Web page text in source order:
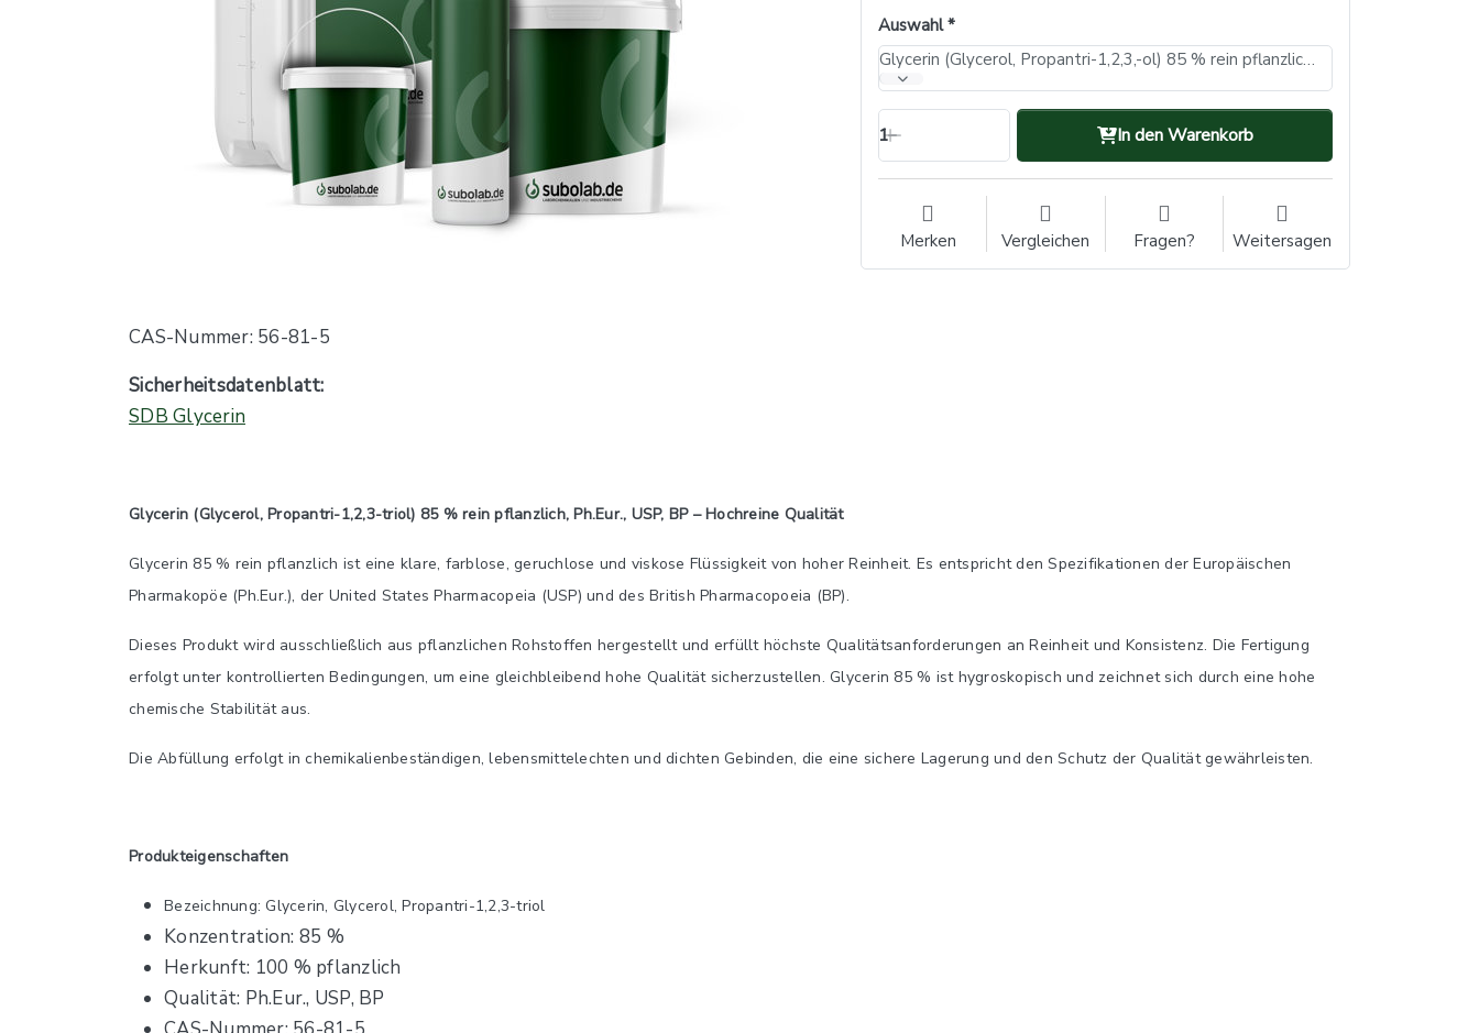
Auswahl
Glycerin (Glycerol, Propantri-1,2,3,-ol) 85 % rein pflanzlich, PHEUR, USP, BP, 1 L
1 In den Warenkorb
Merken Vergleichen Fragen? Weitersagen
CAS-Nummer: 56-81-5
Sicherheitsdatenblatt:
SDB Glycerin
Glycerin (Glycerol, Propantri-1,2,3-triol) 85 % rein pflanzlich, Ph.Eur., USP, BP – Hochreine Qualität
Glycerin 85 % rein pflanzlich ist eine klare, farblose, geruchlose und viskose Flüssigkeit von hoher Reinheit. Es entspricht den Spezifikationen der Europäischen
Pharmakopöe (Ph.Eur.), der United States Pharmacopeia (USP) und des British Pharmacopoeia (BP).
Dieses Produkt wird ausschließlich aus pflanzlichen Rohstoffen hergestellt und erfüllt höchste Qualitätsanforderungen an Reinheit und Konsistenz. Die Fertigung
erfolgt unter kontrollierten Bedingungen, um eine gleichbleibend hohe Qualität sicherzustellen. Glycerin 85 % ist hygroskopisch und zeichnet sich durch eine hohe
chemische Stabilität aus.
Die Abfüllung erfolgt in chemikalienbeständigen, lebensmittelechten und dichten Gebinden, die eine sichere Lagerung und den Schutz der Qualität gewährleisten.
Produkteigenschaften
Bezeichnung: Glycerin, Glycerol, Propantri-1,2,3-triol
Konzentration: 85 %
Herkunft: 100 % pflanzlich
Qualität: Ph.Eur., USP, BP